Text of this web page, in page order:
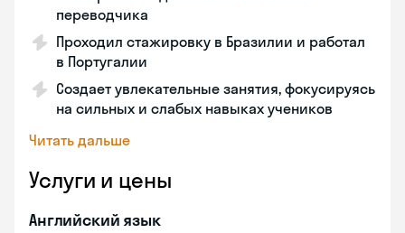
переводчика
Проходил стажировку в Бразилии и работал
в Португалии
Создает увлекательные занятия, фокусируясь
на сильных и слабых навыках учеников
Читать дальше
Услуги и цены
Английский язык